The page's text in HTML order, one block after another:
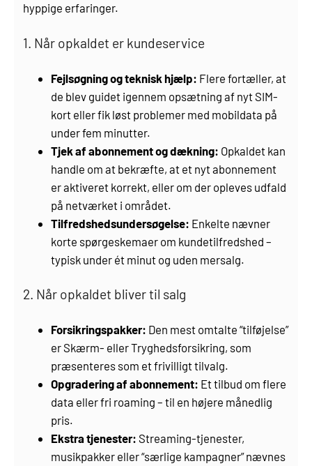
hyppige erfaringer.
1. Når opkaldet er kundeservice
Fejlsøgning og teknisk hjælp: Flere fortæller, at
de blev guidet igennem opsætning af nyt SIM-
kort eller fik løst problemer med mobildata på
under fem minutter.
Tjek af abonnement og dækning: Opkaldet kan
handle om at bekræfte, at et nyt abonnement
er aktiveret korrekt, eller om der opleves udfald
på netværket i området.
Tilfredshedsundersøgelse: Enkelte nævner
korte spørgeskemaer om kundetilfredshed –
typisk under ét minut og uden mersalg.
2. Når opkaldet bliver til salg
Forsikringspakker: Den mest omtalte “tilføjelse”
er Skærm- eller Tryghedsforsikring, som
præsenteres som et frivilligt tilvalg.
Opgradering af abonnement: Et tilbud om flere
data eller fri roaming – til en højere månedlig
pris.
Ekstra tjenester: Streaming-tjenester,
musikpakker eller “særlige kampagner” nævnes